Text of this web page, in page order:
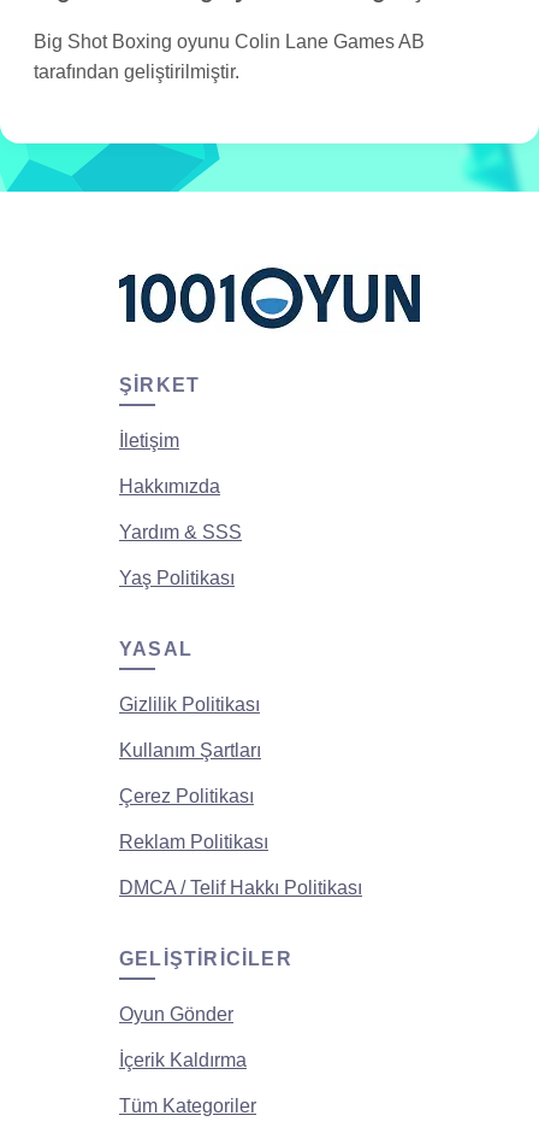
Big Shot Boxing oyunu Colin Lane Games AB
tarafından geliştirilmiştir.
ŞIRKET
İletişim
Hakkımızda
Yardım & SSS
Yaş Politikası
YASAL
Gizlilik Politikası
Kullanım Şartları
Çerez Politikası
Reklam Politikası
DMCA / Telif Hakkı Politikası
GELIŞTIRICILER
Oyun Gönder
İçerik Kaldırma
Tüm Kategoriler